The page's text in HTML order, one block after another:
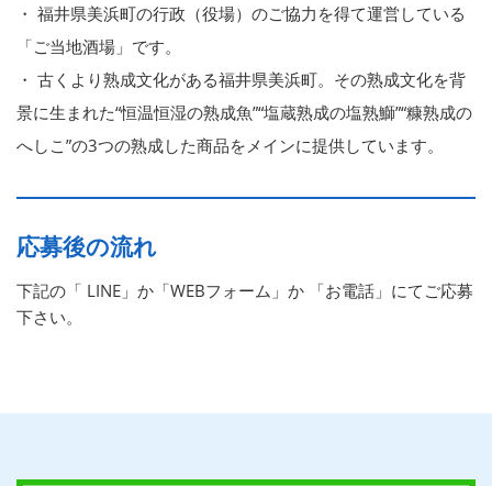
・ 福井県美浜町の行政（役場）のご協力を得て運営している
「ご当地酒場」です。
・ 古くより熟成文化がある福井県美浜町。その熟成文化を背
景に生まれた“恒温恒湿の熟成魚”“塩蔵熟成の塩熟鰤”“糠熟成の
へしこ”の3つの熟成した商品をメインに提供しています。
応募後の流れ
下記の「 LINE」か「WEBフォーム」か 「お電話」にてご応募
下さい。